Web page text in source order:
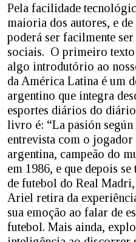
Pela facilidade
maioria dos autores, e
poderá ser facilmente ser
sociais. O primeiro
algo introdutório ao
da América Latina é um
argentino que integra
esportes diários do
livro é: “La pasión
entrevista com o jogador
argentina, campeão do
em 1986, e que depois
de futebol do Real
Ariel retira da
sua emoção ao falar de
futebol. Mais ainda,